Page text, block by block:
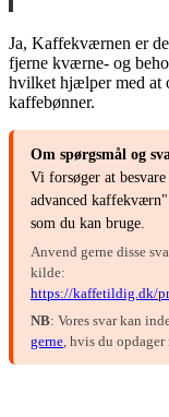
Ja, Kaffekværnen er
fjerne kværne- og
hvilket hjælper med at
kaffebønner.
Om spørgsmål og
Vi forsøger at
advanced
som du kan bruge.
Anvend gerne disse
kilde:
https://kaffetildig.dk/
NB: Vores svar kan
gerne, hvis du